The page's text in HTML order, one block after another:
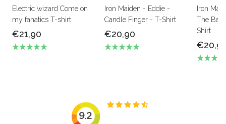
Electric wizard Come on
my fanatics T-shirt
€21,90
Iron Maiden - Eddie -
Candle Finger - T-Shirt
€20,90
Iron
The
Shirt